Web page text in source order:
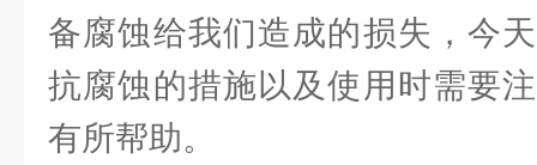
备腐蚀给我们造成的损失，今
抗腐蚀的措施以及使用时需要
有所帮助。